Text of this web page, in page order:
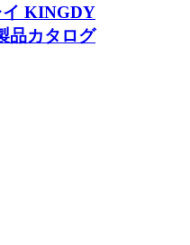
イ KINGDY
品カタログ